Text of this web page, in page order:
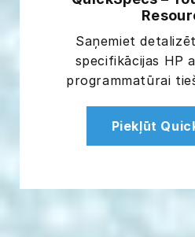
Saņemiet
specifikācijas HP
programmatūrai
Piekļūt